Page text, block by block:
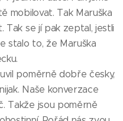
mobilovat. Tak Maruška
Tak se jí pak zeptal, jestli
stalo to, že Maruška
poměrně dobře česky,
Naše konverzace
Takže jsou poměrně